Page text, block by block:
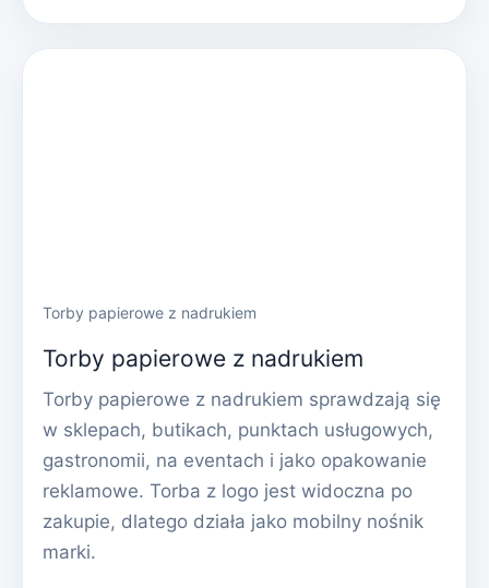
Torby papierowe z nadrukiem
Torby papierowe z nadrukiem
Torby papierowe z nadrukiem sprawdzają się
w sklepach, butikach, punktach usługowych,
gastronomii, na eventach i jako opakowanie
reklamowe. Torba z logo jest widoczna po
zakupie, dlatego działa jako mobilny nośnik
marki.